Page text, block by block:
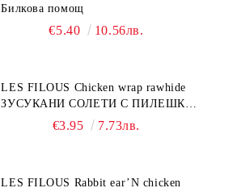
Билкова помощ
€5.40 10.56лв.
LES FILOUS Chicken wrap rawhide
ЗУСУКАНИ СОЛЕТИ С ПИЛЕШКО,
лакомство за куче, 100 г
€3.95 7.73лв.
LES FILOUS Rabbit ear’N chicken